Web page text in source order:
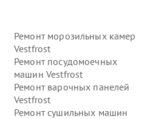
Ремонт морозильных камер
Vestfrost
Ремонт посудомоечных
машин Vestfrost
Ремонт варочных панелей
Vestfrost
Ремонт сушильных машин